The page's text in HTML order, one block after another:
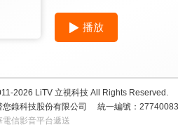
播放
2026 LiTV 立視科技 All Rights Reserved.
錄科技股份有限公司
統一編號：
信影音平台遞送